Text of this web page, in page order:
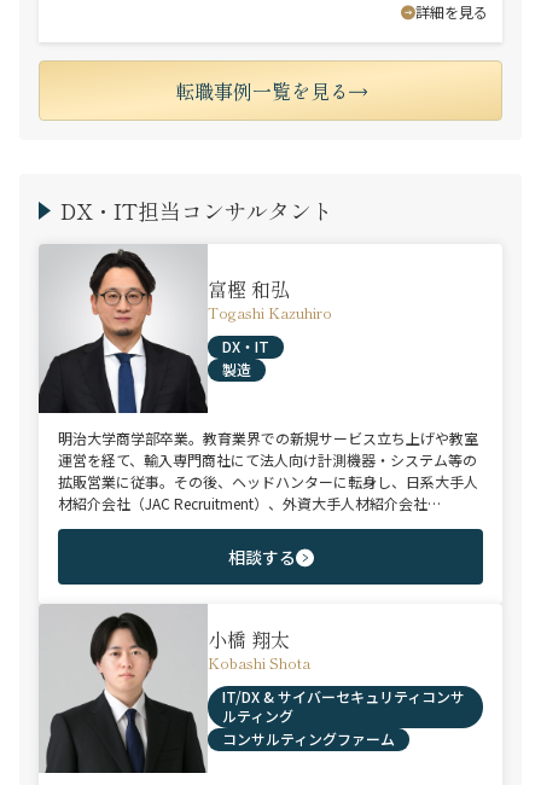
詳細を見る
転職事例一覧を見る
DX・IT担当コンサルタント
富樫 和弘
Togashi Kazuhiro
DX・IT
製造
明治大学商学部卒業。教育業界での新規サービス立ち上げや教室
運営を経て、輸入専門商社にて法人向け計測機器・システム等の
拡販営業に従事。その後、ヘッドハンターに転身し、日系大手人
材紹介会社（JAC Recruitment）、外資大手人材紹介会社
（Adecco）を経て当社に参画。 製造全般/プラントエンジニアリ
ング/物流/SIer/SaaSまで幅広い領域、職種全般でのご支援が可
能。これまで2500名超の候補者様と面談、200名を超える転職支
援実績を有する。
相談する
小橋 翔太
Kobashi Shota
IT/DX & サイバーセキュリティコンサ
ルティング
コンサルティングファーム